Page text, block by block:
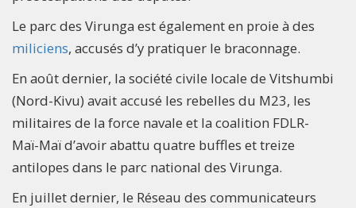
Le parc des Virunga est également en proie à des
miliciens, accusés d’y pratiquer le braconnage.
En août dernier, la société civile locale de Vitshumbi
(Nord-Kivu) avait accusé les rebelles du M23, les
militaires de la force navale et la coalition FDLR-
Maï-Maï d’avoir abattu quatre buffles et treize
antilopes dans le parc national des Virunga.
En juillet dernier, le Réseau des communicateurs